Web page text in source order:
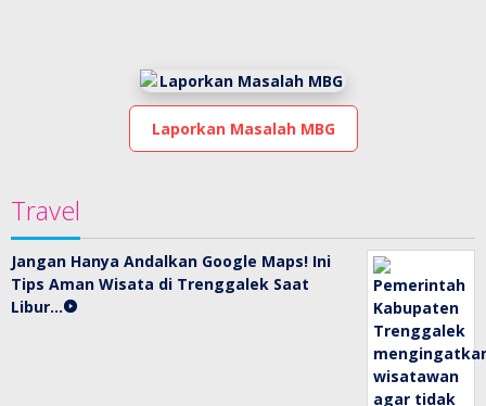
Laporkan Masalah MBG
Travel
Jangan Hanya Andalkan Google Maps! Ini
Tips Aman Wisata di Trenggalek Saat
Libur…